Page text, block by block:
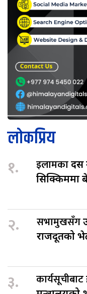
लोकप्रिय
१. इलामकादस
सिक्किममा
२. सभामुखसँग
राजदूतको
३. कार्यसूचीबाट